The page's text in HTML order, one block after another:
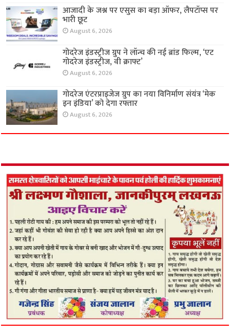
आजादी के जश्न पर एसुस का बड़ा ऑफर, लैपटॉप्स पर
भारी छूट
August 6, 2026
गोदरेज इंडस्ट्रीज ग्रुप ने लॉन्च की नई ब्रांड फिल्म, ‘एट
गोदरेज इंडस्ट्रीज, वी क्राफ्ट’
August 6, 2026
गोदरेज एंटरप्राइजेज ग्रुप का नया विनिर्माण संयंत्र ‘मेक
इन इंडिया’ को देगा रफ्तार
August 6, 2026